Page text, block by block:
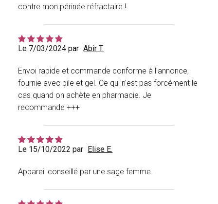
contre mon périnée réfractaire !
Le 7/03/2024 par Abir T.
Envoi rapide et commande conforme à l'annonce,
fournie avec pile et gel. Ce qui n'est pas forcément le
cas quand on achète en pharmacie. Je
recommande +++
Le 15/10/2022 par Elise E.
Appareil conseillé par une sage femme.